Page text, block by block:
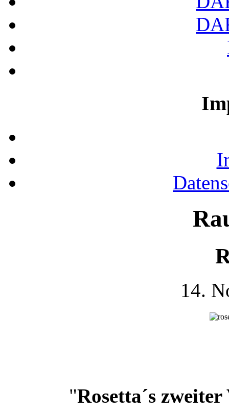
14.
"Rosetta´s